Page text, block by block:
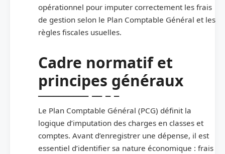
opérationnel pour imputer correctement les frais
de gestion selon le Plan Comptable Général et les
règles fiscales usuelles.
Cadre normatif et
principes généraux
Le Plan Comptable Général (PCG) définit la
logique d’imputation des charges en classes et
comptes. Avant d’enregistrer une dépense, il est
essentiel d’identifier sa nature économique : frais